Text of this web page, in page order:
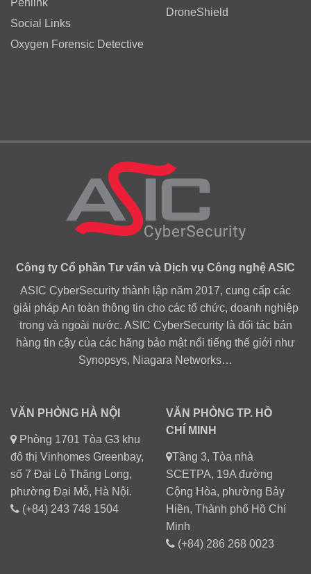
Social Links
Oxygen Forensic Detective
DroneShield
Công ty Cổ phần Tư vấn và Dịch vụ Công nghệ ASIC
ASIC CyberSecurity thành lập năm 2017, cung cấp các
giải pháp An toàn thông tin cho các tổ chức, doanh nghiệp
trong và ngoài nước. ASIC CyberSecurity là đối tác bán
hàng tin cậy của các hãng bảo mật nổi tiếng thế giới như
Synopsys, Niagara Networks…
VĂN PHÒNG HÀ NỘI
Phòng 1701 Tòa G3 khu
đô thị Vinhomes Greenbay,
số 7 Đại Lộ Thăng Long,
phường Đại Mỗ, Hà Nội.
(+84) 243 748 1504
VĂN PHÒNG TP. HỒ
CHÍ MINH
Tầng 3, Tòa nhà
SCETPA, 19A đường
Cộng Hòa, phường Bảy
Hiền, Thành phố Hồ Chí
Minh
(+84) 286 268 0023